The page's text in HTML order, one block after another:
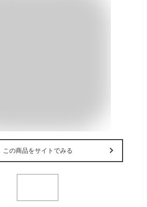
この商品をサイトでみる